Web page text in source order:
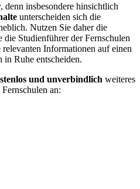
, denn insbesondere hinsichtlich
unterscheiden sich die
Nutzen Sie daher die
Studienführer der Fernschulen
Informationen auf einen
Ruhe entscheiden.
und unverbindlich weiteres
an: